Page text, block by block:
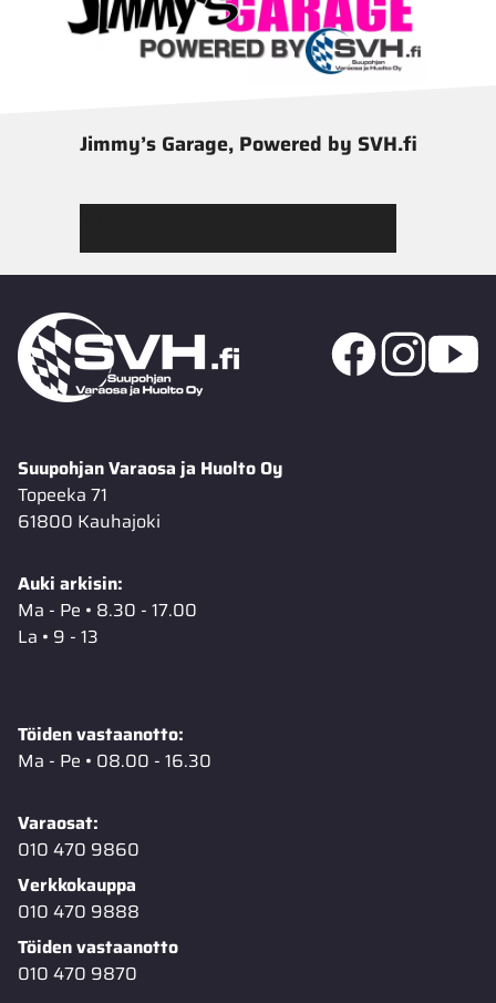
Jimmy’s Garage, Powered by SVH.fi
Suupohjan Varaosa ja Huolto Oy
Topeeka 71
61800 Kauhajoki
Auki arkisin:
Ma - Pe • 8.30 - 17.00
La • 9 - 13
Töiden vastaanotto:
Ma - Pe • 08.00 - 16.30
Varaosat:
010 470 9860
Verkkokauppa
010 470 9888
Töiden vastaanotto
010 470 9870